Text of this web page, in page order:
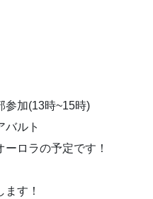
加(13時~15時)
ルト
の予定です！
す！